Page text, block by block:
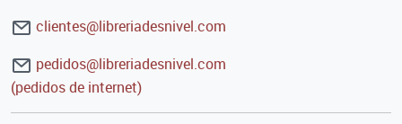
clientes@libreriadesnivel.com
pedidos@libreriadesnivel.com
(pedidos de internet)